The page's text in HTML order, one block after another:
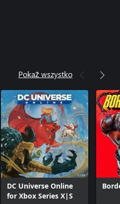
Pokaż wszystko
DC Universe Online
for Xbox Series X|S